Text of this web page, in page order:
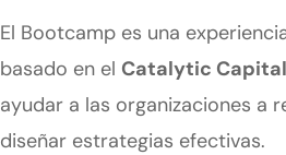
El Bootcamp es una
basado en el Catalytic
ayudar a las organizaciones a
diseñar estrategias efectivas.